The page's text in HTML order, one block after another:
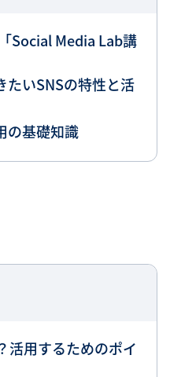
Social Media Lab講
たいSNSの特性と活
の基礎知識
活用するためのポイ